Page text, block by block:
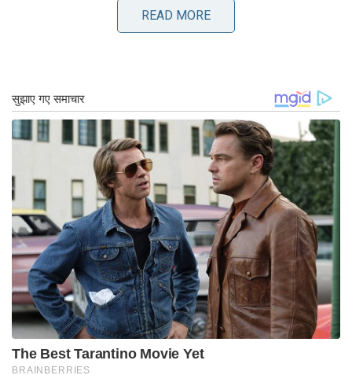
दे दिया, क्योंकि उन्हें दो सीटों से चुना गया था और उन्हें एक
खाली करना पड़ा। कुछ दिनों बाद, भाजपा के विधायक देवेंद्र
यह उम्मीद की गई थी कि ईसीआई पूरे भारत में अन्य राज्यों में
उन लोगों के साथ बाईपोल की घोषणा करेगा, लेकिन ऐसा नहीं
हुआ।
जम्मू और कश्मीर से चार राज्यसभा सीटों के चुनाव भी एक बैठे
सभा की अनुपस्थिति के कारण फरवरी 2021 से लंबित हैं।
ऐसी उम्मीदें थीं कि विधानसभा के गठन के बाद चुनाव
आयोजित किए जाएंगे, लेकिन पार्टियों को अभी भी इसका
इंतजार है। यह ध्यान दिया जाना चाहिए कि राज्यसभा चुनावों
में आम जनता की भागीदारी शामिल नहीं है।
राजनीतिक प्रभाव
दो प्रमुख क्षेत्रीय दलों- सत्तारूढ़ राष्ट्रीय सम्मेलन (नेकां)
READ MORE